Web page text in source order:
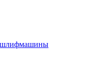
шлифмашины